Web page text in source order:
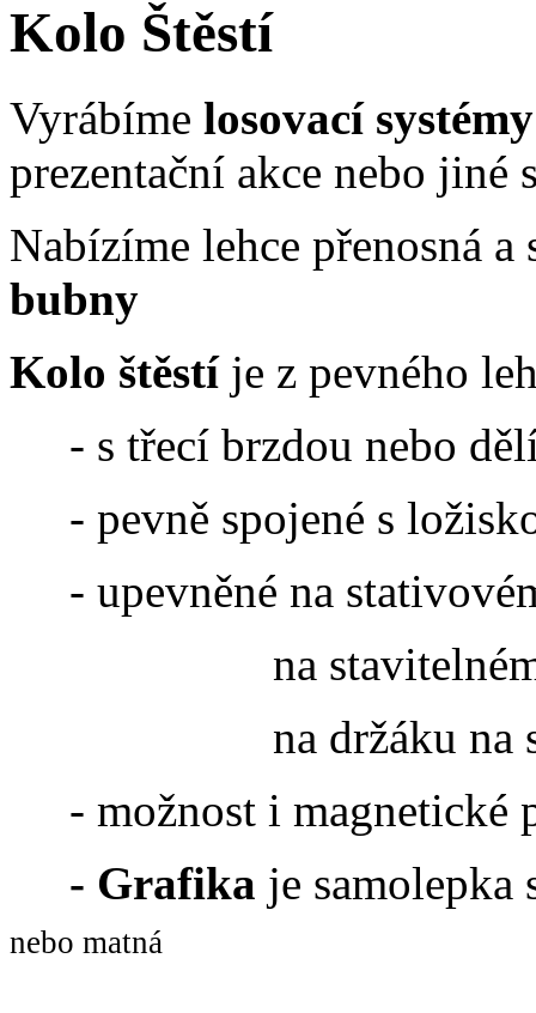
Kolo Štěstí
Vyrábíme losovací systémy
prezentační akce nebo jiné
Nabízíme lehce přenosná
bubny
Kolo štěstíje z pevného
- s třecí brzdou nebo
- pevně spojené s
- upevněné na
na stavitelném
na držáku na
- možnost i magnetické
- Grafika je
nebo matná